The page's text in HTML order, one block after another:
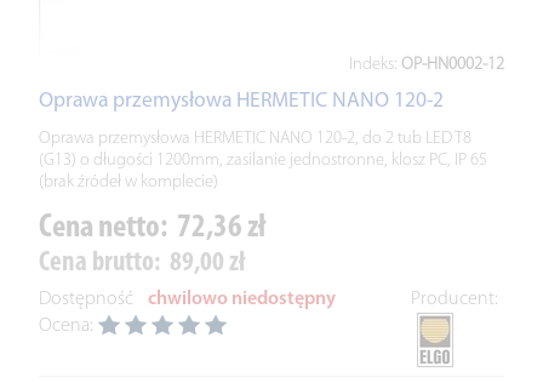
Indeks: OP-HN0002-12
Oprawa przemysłowa HERMETIC NANO 120-2
Oprawa przemysłowa HERMETIC NANO 120-2, do 2 tub LED T8
(G13) o długości 1200mm, zasilanie jednostronne, klosz PC, IP 65
(brak źródeł w komplecie)
Cena netto: 72,36 zł
Cena brutto: 89,00 zł
Dostępność
chwilowo niedostępny
Ocena:
Producent: